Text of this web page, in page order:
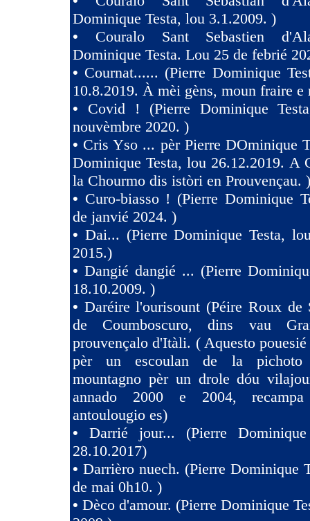
Dominique Testa, lou 3.1.2009. )
• Couralo Sant Sebastien
Dominique Testa. Lou 25 de febrié
• Cournat...... (Pierre Dominique
10.8.2019. À mèi gèns, moun fraire e
• Covid ! (Pierre Dominique
nouvèmbre 2020. )
• Cris Yso ... pèr Pierre DOminique
Dominique Testa, lou 26.12.2019. A
la Chourmo dis istòri en Prouvençau. )
• Curo-biasso ! (Pierre Dominique
de janvié 2024. )
• Dai... (Pierre Dominique Testa,
2015.)
• Dangié dangié ... (Pierre
18.10.2009. )
• Daréire l'ourisount (Péire Roux de
de Coumboscuro, dins vau
prouvençalo d'Itàli. ( Aquesto
pèr un escoulan de la pichoto
mountagno pèr un drole dóu
annado 2000 e 2004,
antoulougio es)
• Darrié jour... (Pierre
28.10.2017)
• Darrièro nuech. (Pierre Dominique
de mai 0h10. )
• Dèco d'amour. (Pierre Dominique